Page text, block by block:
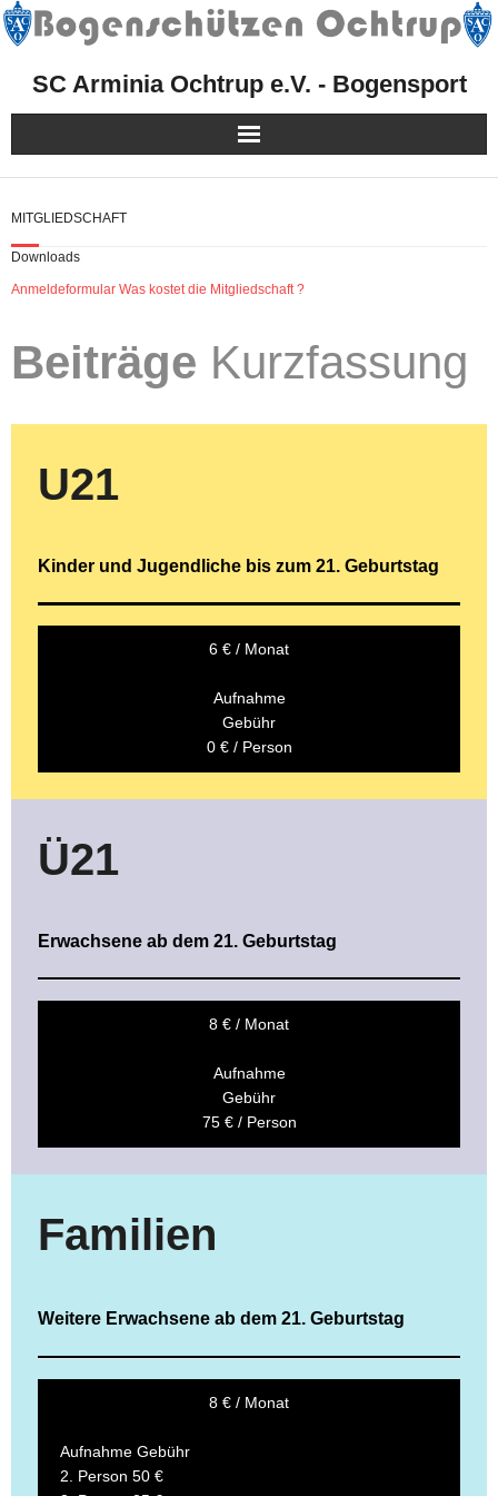
SC Arminia Ochtrup e.V. - Bogensport
Herzlich Willkommen!
Sport
Kurse, Events & Aktionen
MITGLIEDSCHAFT
Downloads
Anmeldeformular Was kostet die Mitgliedschaft ?
Beiträge Kurzfassung
U21
Kinder und Jugendliche bis zum 21. Geburtstag
6 € / Monat
Aufnahme
Gebühr
0 € / Person
Ü21
Erwachsene ab dem 21. Geburtstag
8 € / Monat
Aufnahme
Gebühr
75 € / Person
Familien
Weitere Erwachsene ab dem 21. Geburtstag
8 € / Monat
Aufnahme Gebühr
2. Person 50 €